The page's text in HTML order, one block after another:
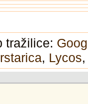
tražilice:
, Lycos